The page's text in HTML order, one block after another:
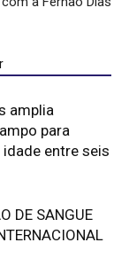
amplia
para
entre seis
DE SANGUE